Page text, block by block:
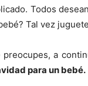
Todos
Tal vez
preocupes, a
para un bebé.